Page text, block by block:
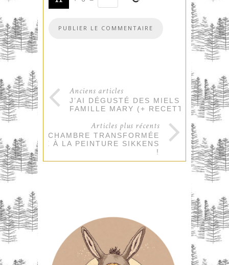
Anciens articles
J’AI DÉGUSTÉ DES MIELS DE
FAMILLE MARY (+ RECETTE) !
Articles plus récents
UNE CHAMBRE TRANSFORMÉE
GRÂCE À LA PEINTURE SIKKENS
!